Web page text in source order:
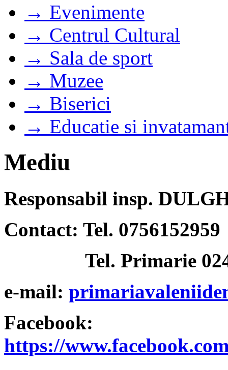
→ Evenimente
→ Centrul Cultural
→ Sala de sport
→ Muzee
→ Biserici
→ Educatie si
Mediu
Responsabil insp.
Contact: Tel. 0756152959
Tel. Primarie
e-mail:
Facebook:
https://